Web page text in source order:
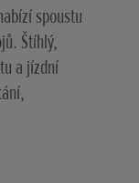
spoustu
Štíhlý,
a jízdní